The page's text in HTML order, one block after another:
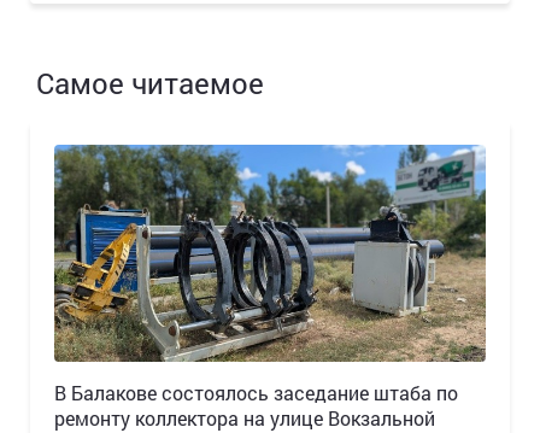
Самое читаемое
В Балакове состоялось заседание штаба по
ремонту коллектора на улице Вокзальной